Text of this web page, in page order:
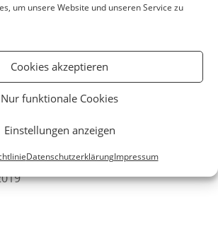
um unsere Website und unseren Service zu
Cookies akzeptieren
Nur funktionale Cookies
Einstellungen anzeigen
DatenschutzerklärungImpressum